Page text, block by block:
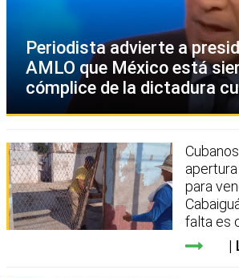
Periodista advierte a
AMLO que México está
cómplice de la dictadura
para
falta es